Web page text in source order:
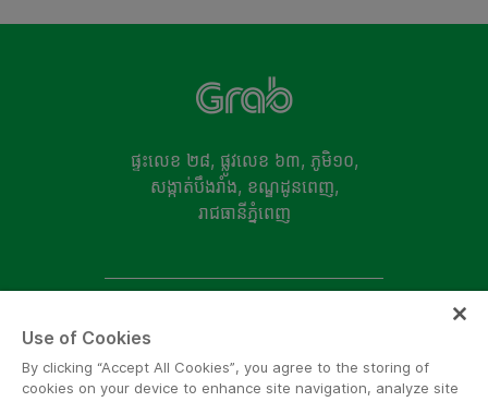
ផ្ទះលេខ ២៨, ផ្លូវលេខ ៦៣​, ភូមិ១០,
សង្កាត់បឹងរាំង, ខណ្ឌដូនពេញ,
រាជធានីភ្នំពេញ
តាមដានបណ្តាយសង្គមរបស់យើង ដើម្បីទទួលបានព័ត៌មានថ្មីៗ
Use of Cookies
By clicking “Accept All Cookies”, you agree to the storing of
cookies on your device to enhance site navigation, analyze site